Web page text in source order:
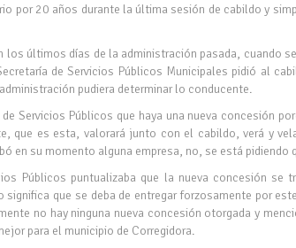
por 20 años durante la última sesión de cabildo y
últimos días de la administración pasada, cuando
de Servicios Públicos Municipales pidió al
pudiera determinar lo conducente.
Servicios Públicos que haya una nueva concesión
que es esta, valorará junto con el cabildo, verá y
en su momento alguna empresa, no, se está pidiendo
Públicos puntualizaba que la nueva concesión se
que se deba de entregar forzosamente por
no hay ninguna nueva concesión otorgada y
para el municipio de Corregidora.